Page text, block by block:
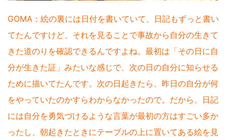
GOMA：絵の裏には日付を書いていて、日記もずっと書い
てたんですけど、それを見ることで事故から自分の生きて
きた道のりを確認できるんですよね。最初は「その日に自
分が生きた証」みたいな感じで、次の日の自分に知らせる
ために描いてたんです。次の日起きたら、昨日の自分が何
をやっていたのかすらわからなかったので。だから、日記
には自分を勇気づけるような言葉が最初の方はすごい多か
ったし、朝起きたときにテーブルの上に置いてある絵を見